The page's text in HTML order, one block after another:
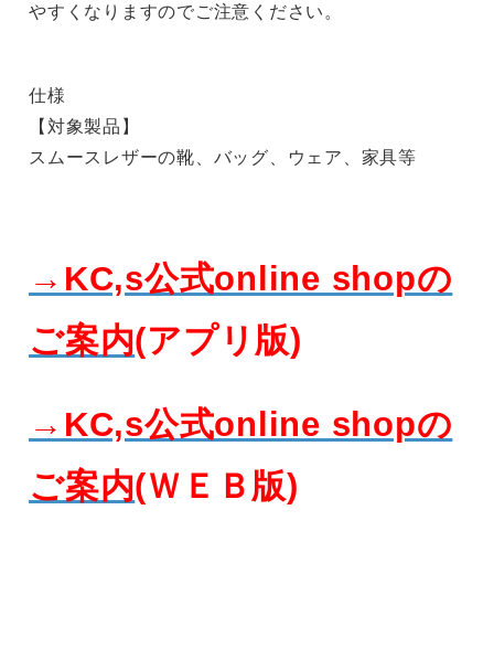
やすくなりますのでご注意ください。
仕様
【対象製品】
スムースレザーの靴、バッグ、ウェア、家具等
→KC,s公式online shopの
ご案内(アプリ版)
→KC,s公式online shopの
ご案内(ＷＥＢ版)